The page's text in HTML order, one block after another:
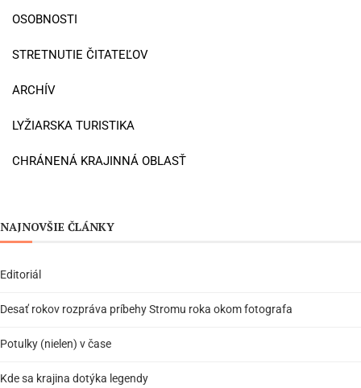
OSOBNOSTI
STRETNUTIE ČITATEĽOV
ARCHÍV
LYŽIARSKA TURISTIKA
CHRÁNENÁ KRAJINNÁ OBLASŤ
NAJNOVŠIE ČLÁNKY
Editoriál
Desať rokov rozpráva príbehy Stromu roka okom fotografa
Potulky (nielen) v čase
Kde sa krajina dotýka legendy